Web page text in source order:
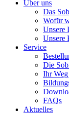
Über uns
Das
Wofür
Unsere
Unsere
Service
Die
Ihr
FAQs
Aktuelles